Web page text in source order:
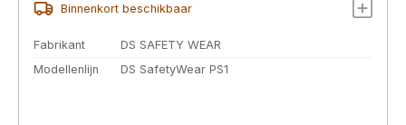
Binnenkort beschikbaar
Fabrikant
DS SAFETY WEAR
Modellenlijn
DS SafetyWear PS1